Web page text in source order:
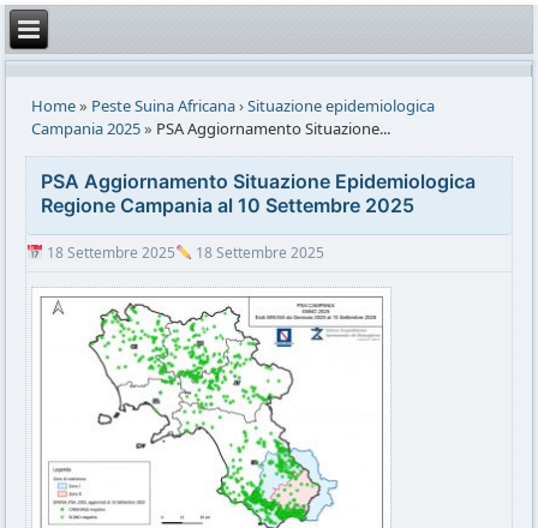
Home» Peste Suina Africana›Situazione epidemiologica
Campania 2025» PSA Aggiornamento Situazione...
PSA Aggiornamento Situazione Epidemiologica
Regione Campania al 10 Settembre 2025
18 Settembre 2025 18 Settembre 2025